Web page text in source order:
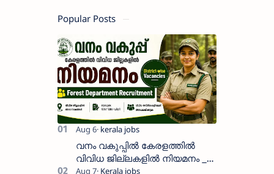
Popular Posts
വനം വകുപ്പിൽ കേരളത്തിൽ
വിവിധ ജില്ലകളിൽ നിയമനം _
Forest Department Recruitment |